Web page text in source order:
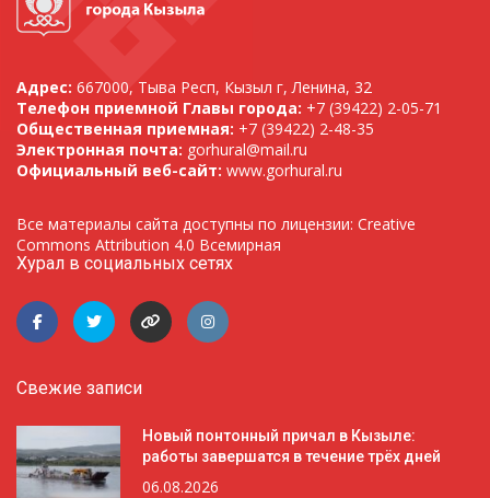
Адрес: 667000, Тыва Респ, Кызыл г, Ленина, 32
Телефон приемной Главы города: +7 (39422) 2-05-71
Общественная приемная: +7 (39422) 2-48-35
Электронная почта: gorhural@mail.ru
Официальный веб-сайт: www.gorhural.ru
Все материалы сайта доступны по лицензии: Creative
Commons Attribution 4.0 Всемирная
Хурал в социальных сетях
Свежие записи
Новый понтонный причал в Кызыле:
работы завершатся в течение трёх дней
06.08.2026